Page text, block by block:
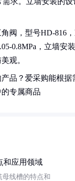
阀，型号HD-816
0.8MPa，立墙安
观。
品？爱采购能根据
专属商品
和应用领域
线槽的特点和